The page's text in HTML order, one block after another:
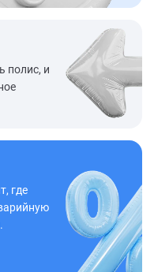
полис, и
где